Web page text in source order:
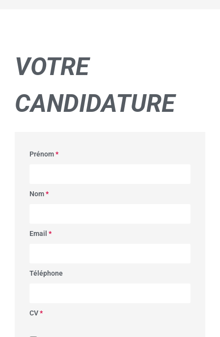
VOTRE
CANDIDATURE
Prénom*
Nom*
Email *
Téléphone
CV*